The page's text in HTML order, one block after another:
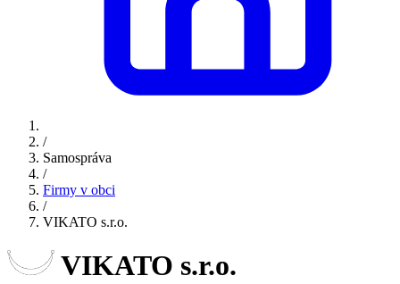
/
Samospráva
/
Firmy v obci
/
VIKATO s.r.o.
VIKATO s.r.o.